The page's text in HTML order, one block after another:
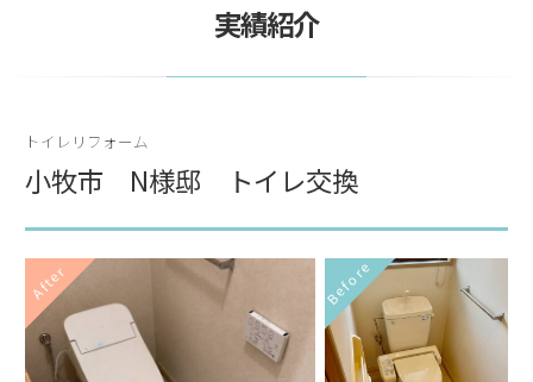
実績紹介
トイレリフォーム
小牧市 N様邸 トイレ交換
After Before